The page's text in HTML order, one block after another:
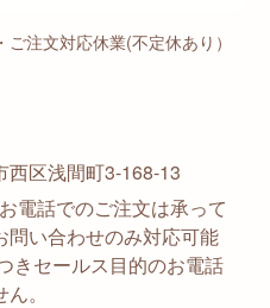
ご注文対応休業(不定休あり）
西区浅間町3-168-13
電話でのご注文は承って
問い合わせのみ対応可能
きセールス目的のお電話
。